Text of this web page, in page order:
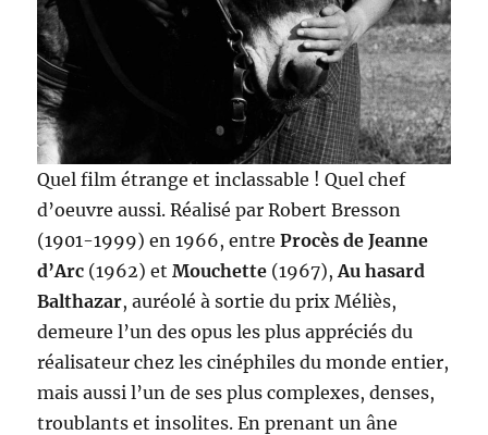
Quel film étrange et inclassable ! Quel chef
d’oeuvre aussi. Réalisé par Robert Bresson
(1901-1999) en 1966, entreProcès de Jeanne
d’Arc (1962) etMouchette (1967),Au hasard
Balthazar, auréolé à sortie du prix Méliès,
demeure l’un des opus les plus appréciés du
réalisateur chez les cinéphiles du monde entier,
mais aussi l’un de ses plus complexes, denses,
troublants et insolites. En prenant un âne